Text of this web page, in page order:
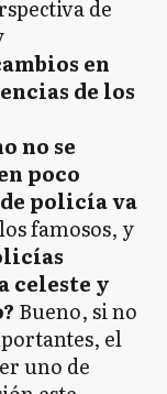
de
en
de los
no se
poco
policía va
famosos, y
celeste y
Bueno, si no
el
uno de